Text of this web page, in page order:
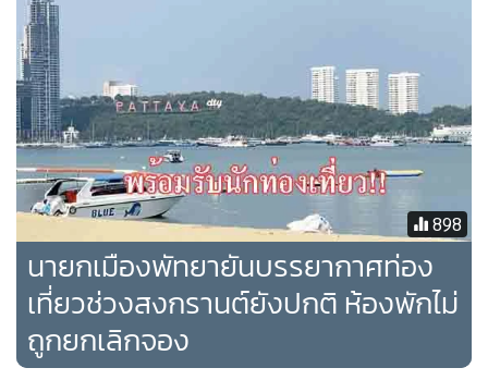
โควิด-19 อย่างเข้มงวดตามแนวทางของ ศบค. รวมทั้งการตั้งจุด
คัดกรองผู้เข้าร่วมงานบริเวณจุดเข้าออกพื้นที่จัดงาน การบริการ
เจลล้างมือ และการประชาสัมพันธ์เพื่อให้ผู้ร่วมงานสวมหน้ากาก
อนามัยตลอดเวลา
และยังกำหนดมาตรการเว้นระยะห่างสังคมหรือ Social
Distancing ที่กำหนดให้ผู้ประกอบการต้องจัดวางโต๊ะและเก้าอี้
ให้ห่างกัน
“เรื่องนี้ต้องขอยืนยันว่าภาพและข้อมูลที่มีการนำเสนอในสื่อบาง
สื่อไม่ใช่งานเดินกินถิ่นนาเกลืออย่างแน่นอน เพราะงาน “เดินกิน
ถิ่นนาเกลือ” เป็นงานจำหน่ายสินค้า อาหารและเครื่องดื่มในรูป
898
นายกเมืองพัทยายันบรรยากาศท่อง
เที่ยวช่วงสงกรานต์ยังปกติ ห้องพักไม่
ถูกยกเลิกจอง